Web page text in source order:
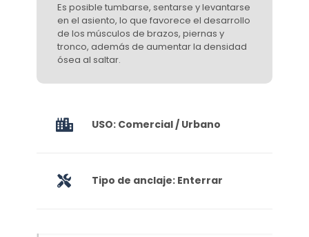
Es posible tumbarse, sentarse y levantarse
en el asiento, lo que favorece el desarrollo
de los músculos de brazos, piernas y
tronco, además de aumentar la densidad
ósea al saltar.
USO: Comercial / Urbano
Tipo de anclaje: Enterrar